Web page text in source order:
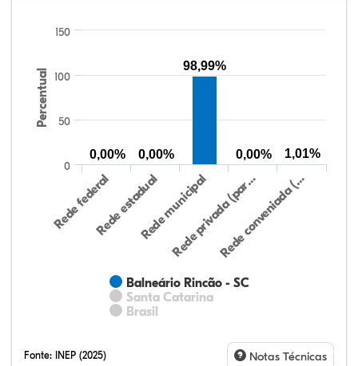
Percentual
Balneário Rincão - SC
Santa Catarina
Brasil
Rede federalRede estadualRede municipal
Rede privada (par…Rede conveniada (…
0
50
100
150
0,00% 0,00%
98,99%
0,00% 1,01%
Fonte: INEP (2025) Notas Técnicas